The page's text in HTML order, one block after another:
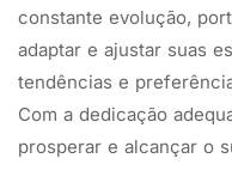
constante evolução,
adaptar e ajustar suas
tendências e
Com a dedicação
prosperar e alcançar o